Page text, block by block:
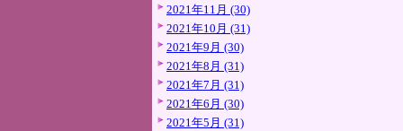
2021年11月 (30)
2021年10月 (31)
2021年9月 (30)
2021年8月 (31)
2021年7月 (31)
2021年6月 (30)
2021年5月 (31)